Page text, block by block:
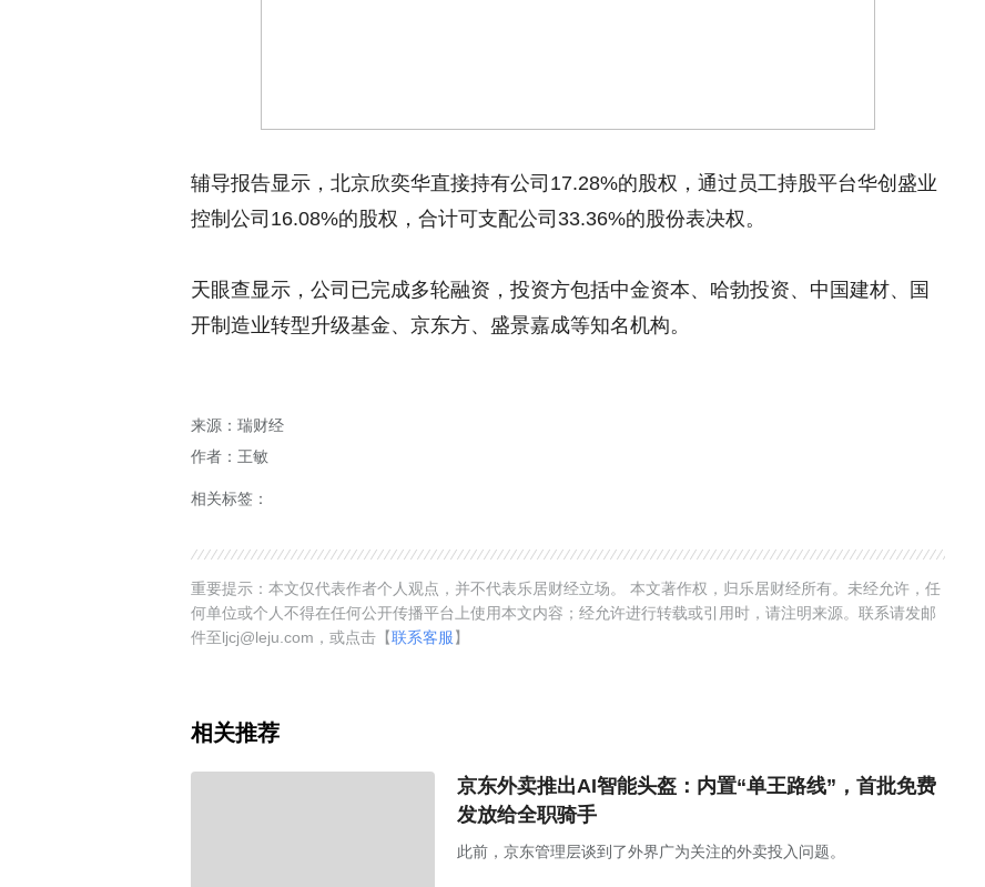
辅导报告显示，北京欣奕华直接持有公司17.28%的股权，通过员工持股平台华创盛业
控制公司16.08%的股权，合计可支配公司33.36%的股份表决权。
天眼查显示，公司已完成多轮融资，投资方包括中金资本、哈勃投资、中国建材、国
开制造业转型升级基金、京东方、盛景嘉成等知名机构。
来源：瑞财经
作者：王敏
相关标签：
重要提示：本文仅代表作者个人观点，并不代表乐居财经立场。 本文著作权，归乐居财经所有。未经允许，任
何单位或个人不得在任何公开传播平台上使用本文内容；经允许进行转载或引用时，请注明来源。联系请发邮
件至ljcj@leju.com，或点击【联系客服】
相关推荐
京东外卖推出AI智能头盔：内置“单王路线”，首批免费
发放给全职骑手
此前，京东管理层谈到了外界广为关注的外卖投入问题。